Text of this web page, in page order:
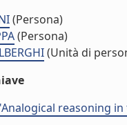
(Persona)
(Persona)
(Unità di
reasoning